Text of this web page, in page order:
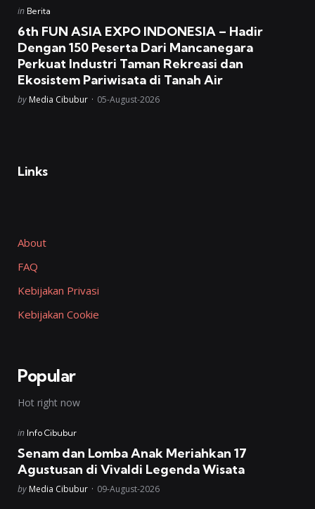
Posted
in Berita
6th FUN ASIA EXPO INDONESIA – Hadir
Dengan 150 Peserta Dari Mancanegara
Perkuat Industri Taman Rekreasi dan
Ekosistem Pariwisata di Tanah Air
Posted
by Media Cibubur 05-August-2026
Links
About
FAQ
Kebijakan Privasi
Kebijakan Cookie
Popular
Hot right now
Posted
in Info Cibubur
Senam dan Lomba Anak Meriahkan 17
Agustusan di Vivaldi Legenda Wisata
Posted
by Media Cibubur 09-August-2026